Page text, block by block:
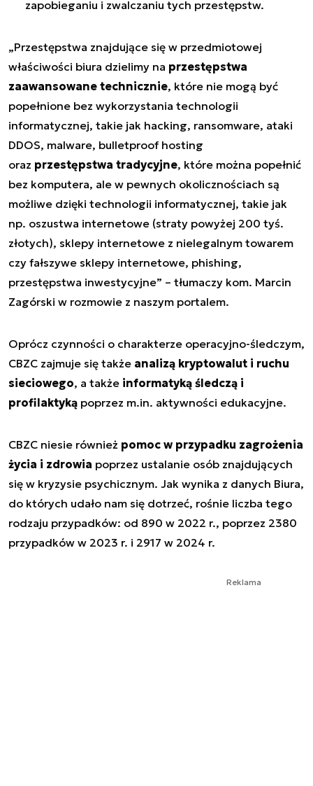
zapobieganiu i zwalczaniu tych przestępstw.
„Przestępstwa znajdujące się w przedmiotowej
właściwości biura dzielimy na przestępstwa
zaawansowane technicznie, które nie mogą być
popełnione bez wykorzystania technologii
informatycznej, takie jak hacking, ransomware, ataki
DDOS, malware, bulletproof hosting
oraz przestępstwa tradycyjne, które można popełnić
bez komputera, ale w pewnych okolicznościach są
możliwe dzięki technologii informatycznej, takie jak
np. oszustwa internetowe (straty powyżej 200 tyś.
złotych), sklepy internetowe z nielegalnym towarem
czy fałszywe sklepy internetowe, phishing,
przestępstwa inwestycyjne” – tłumaczy kom. Marcin
Zagórski w rozmowie z naszym portalem.
Oprócz czynności o charakterze operacyjno-śledczym,
CBZC zajmuje się także analizą kryptowalut i ruchu
sieciowego, a także informatyką śledczą i
profilaktyką poprzez m.in. aktywności edukacyjne.
CBZC niesie również pomoc w przypadku zagrożenia
życia i zdrowia poprzez ustalanie osób znajdujących
się w kryzysie psychicznym. Jak wynika z danych Biura,
do których udało nam się dotrzeć, rośnie liczba tego
rodzaju przypadków: od 890 w 2022 r., poprzez 2380
przypadków w 2023 r. i 2917 w 2024 r.
Reklama